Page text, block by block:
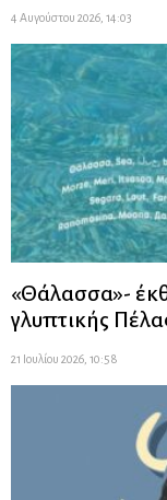
4 Αυγούστου 2026, 14:03
«Θάλασσα»-
γλυπτικής
21 Ιουλίου 2026, 10:58